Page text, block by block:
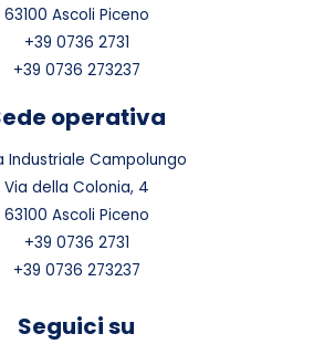
63100 Ascoli Piceno
+39 0736 2731
+39 0736 273237
operativa
Industriale Campolungo
Via della Colonia, 4
63100 Ascoli Piceno
+39 0736 2731
+39 0736 273237
Seguici su